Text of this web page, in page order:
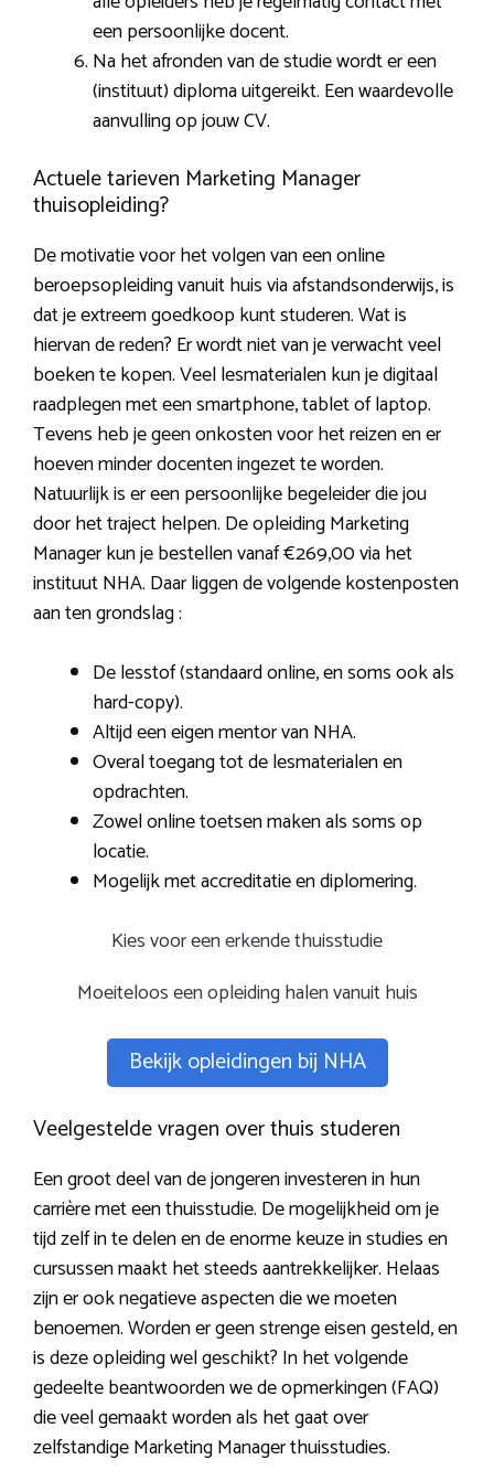
een persoonlijke docent.
Na het afronden van de studie wordt er een
(instituut) diploma uitgereikt. Een waardevolle
aanvulling op jouw CV.
Actuele tarieven Marketing Manager
thuisopleiding?
De motivatie voor het volgen van een online
beroepsopleiding vanuit huis via afstandsonderwijs, is
dat je extreem goedkoop kunt studeren. Wat is
hiervan de reden? Er wordt niet van je verwacht veel
boeken te kopen. Veel lesmaterialen kun je digitaal
raadplegen met een smartphone, tablet of laptop.
Tevens heb je geen onkosten voor het reizen en er
hoeven minder docenten ingezet te worden.
Natuurlijk is er een persoonlijke begeleider die jou
door het traject helpen. De opleiding Marketing
Manager kun je bestellen vanaf €269,00 via het
instituut NHA. Daar liggen de volgende kostenposten
aan ten grondslag :
De lesstof (standaard online, en soms ook als
hard-copy).
Altijd een eigen mentor van NHA.
Overal toegang tot de lesmaterialen en
opdrachten.
Zowel online toetsen maken als soms op
locatie.
Mogelijk met accreditatie en diplomering.
Kies voor een erkende thuisstudie
Moeiteloos een opleiding halen vanuit huis
Bekijk opleidingen bij NHA
Veelgestelde vragen over thuis studeren
Een groot deel van de jongeren investeren in hun
carrière met een thuisstudie. De mogelijkheid om je
tijd zelf in te delen en de enorme keuze in studies en
cursussen maakt het steeds aantrekkelijker. Helaas
zijn er ook negatieve aspecten die we moeten
benoemen. Worden er geen strenge eisen gesteld, en
is deze opleiding wel geschikt? In het volgende
gedeelte beantwoorden we de opmerkingen (FAQ)
die veel gemaakt worden als het gaat over
zelfstandige Marketing Manager thuisstudies.